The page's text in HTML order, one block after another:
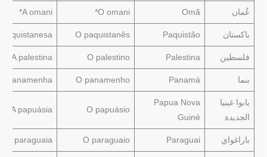
عُمان Omã
O omani*
A omani*
باكستان Paquistão
O paquistanês
paquistanesa
فلسطين Palestina
O palestino
A palestina
بنما Panamá
O panamenho
A panamenha
بابوا غينيا
الجديدة
Papua Nova
Guiné
O papuásio
A papuásia
باراغواي Paraguai
O paraguaio
A paraguaia